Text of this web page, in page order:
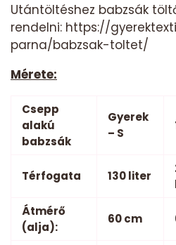
Utántöltéshez babzsák
rendelni: https://
parna/babzsak-toltet/
Mérete:
Csepp
alakú
babzsák
Gyerek
– S
Térfogata 130 liter
Átmérő
(alja):
60 cm